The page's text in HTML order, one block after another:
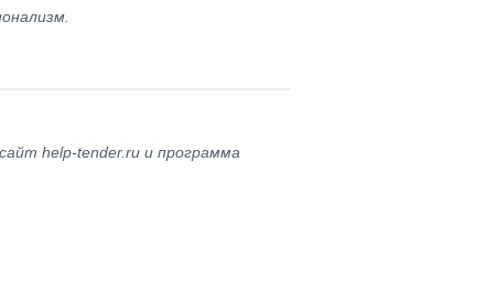
help-tender.ru и программа